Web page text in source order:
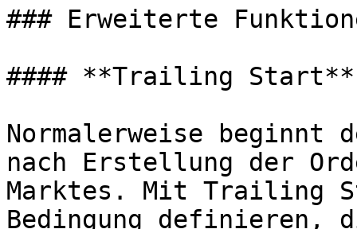
### Erweiterte
#### **Trailing Start**
Normalerweise
nach Erstellung der
Marktes. Mit Trailing
Bedingung definieren,